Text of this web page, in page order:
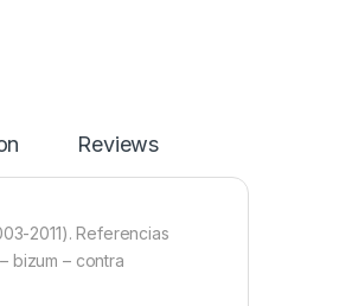
Reviews
2011). Referencias
bizum – contra